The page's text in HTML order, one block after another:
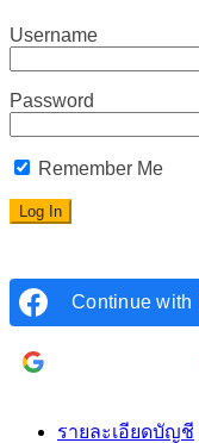
Username
Password
Remember Me
Continue with
รายละเอียดบัญชี